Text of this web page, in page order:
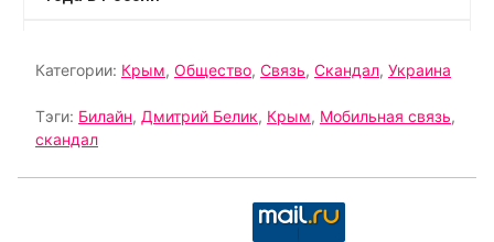
Категории: Крым, Общество, Связь, Скандал, Украина
Тэги: Билайн, Дмитрий Белик, Крым, Мобильная связь,
скандал